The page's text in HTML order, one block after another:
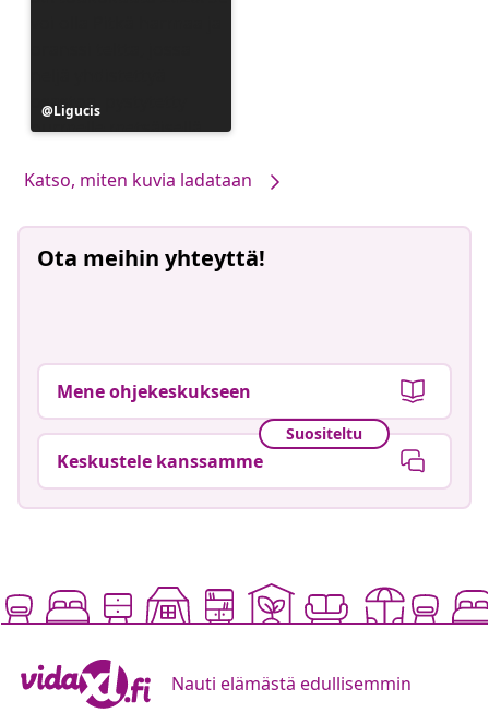
Julkaissut
Ligucis
Katso, miten kuvia ladataan
Ota meihin yhteyttä!
Mene ohjekeskukseen
Suositeltu
Keskustele kanssamme
Nauti elämästä edullisemmin